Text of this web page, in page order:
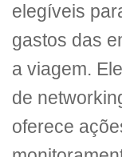
elegíveis
gastos das
a viagem.
de
oferece